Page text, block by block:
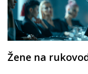
Žene na